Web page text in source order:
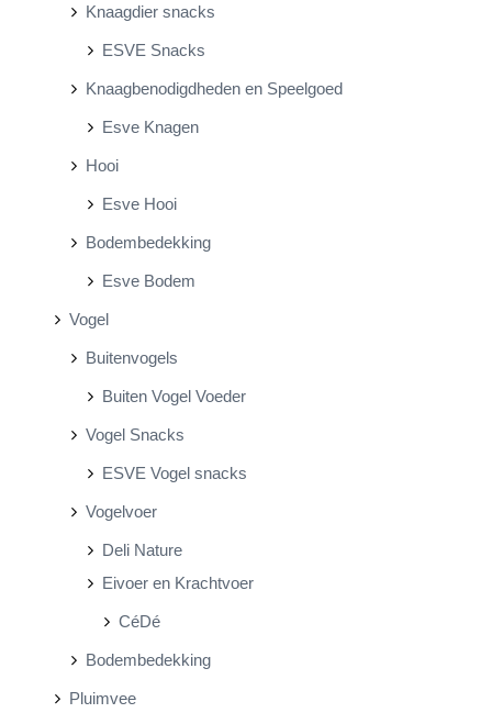
Knaagdier snacks
ESVE Snacks
Knaagbenodigdheden en Speelgoed
Esve Knagen
Hooi
Esve Hooi
Bodembedekking
Esve Bodem
Vogel
Buitenvogels
Buiten Vogel Voeder
Vogel Snacks
ESVE Vogel snacks
Vogelvoer
Deli Nature
Eivoer en Krachtvoer
CéDé
Bodembedekking
Pluimvee